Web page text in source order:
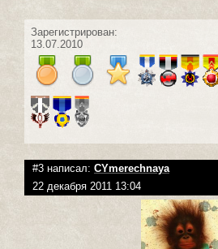
Зарегистрирован:
13.07.2010
#3 написал: CYmerechnaya
22 декабря 2011 13:04